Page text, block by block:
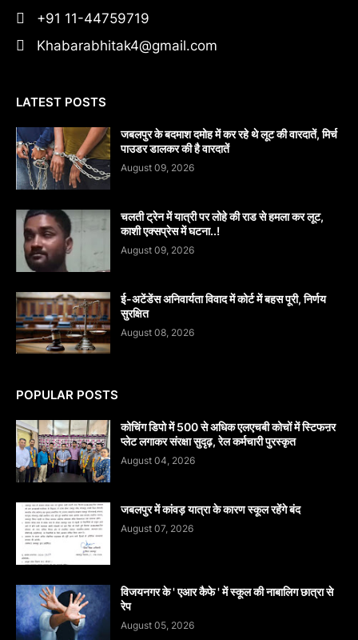
+91 11-44759719
Khabarabhitak4@gmail.com
LATEST POSTS
जबलपुर के बदमाश दमोह में कर रहे थे लूट की वारदातें, मिर्च
पाउडर डालकर की है वारदातें
August 09, 2026
चलती ट्रेन में यात्री पर लोहे की राड से हमला कर लूट,
काशी एक्सप्रेस में घटना..!
August 09, 2026
​ई-अटेंडेंस अनिवार्यता विवाद में कोर्ट में बहस पूरी, निर्णय
सुरक्षित
August 08, 2026
POPULAR POSTS
कोचिंग डिपो में 500 से अधिक एलएचबी कोचों में स्टिफऩर
प्लेट लगाकर संरक्षा सुदृढ़, रेल कर्मचारी पुरस्कृत
August 04, 2026
जबलपुर में कांवड़ यात्रा के कारण स्कूल रहेंगे बंद
August 07, 2026
विजयनगर के ' एआर कैफे ' में स्कूल की नाबालिग छात्रा से
रेप
August 05, 2026